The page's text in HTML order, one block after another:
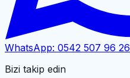
WhatsApp: 0542 507 96 26
Bizi takip edin